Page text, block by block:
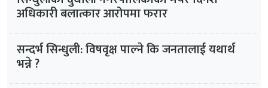
अधिकारी बलात्कार आरोपमा फरार
सन्दर्भ सिन्धुली: विषवृक्ष पाल्ने कि जनतालाई यथार्थ
भन्ने ?